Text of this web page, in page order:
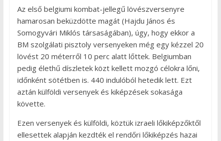
Az első belgiumi kombat-jellegű lövészversenyre
hamarosan beküzdötte magát (Hajdu János és
Somogyvári Miklós társaságában), úgy, hogy ekkor a
BM szolgálati pisztoly versenyeken még egy kézzel 20
lövést 20 méterről 10 perc alatt lőttek. Belgiumban
pedig élethű díszletek közt kellett mozgó célokra lőni,
időnként sötétben is. 440 indulóból hetedik lett. Ezt
aztán külföldi versenyek és kiképzések sokasága
követte.
Ezen versenyek és külföldi, köztük izraeli lőkiképzőktől
ellesettek alapján kezdték el rendőri lőkiképzés hazai